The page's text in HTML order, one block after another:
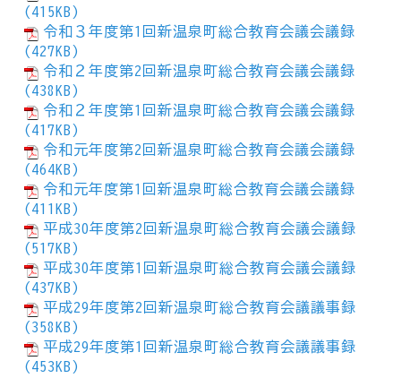
(415KB)
令和３年度第1回新温泉町総合教育会議会議録
(427KB)
令和２年度第2回新温泉町総合教育会議会議録
(438KB)
令和２年度第1回新温泉町総合教育会議会議録
(417KB)
令和元年度第2回新温泉町総合教育会議会議録
(464KB)
令和元年度第1回新温泉町総合教育会議会議録
(411KB)
平成30年度第2回新温泉町総合教育会議会議録
(517KB)
平成30年度第1回新温泉町総合教育会議会議録
(437KB)
平成29年度第2回新温泉町総合教育会議議事録
(358KB)
平成29年度第1回新温泉町総合教育会議議事録
(453KB)